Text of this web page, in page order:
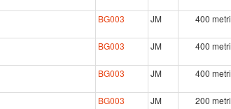
BG003 JM 400 metri
BG003 JM 400 metri
BG003 JM 400 metri
BG003 JM 200 metri